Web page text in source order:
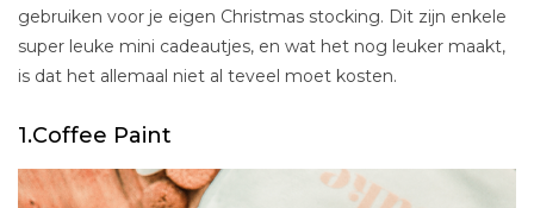
gebruiken voor je eigen Christmas stocking. Dit zijn enkele
super leuke mini cadeautjes, en wat het nog leuker maakt,
is dat het allemaal niet al teveel moet kosten.
1.Coffee Paint